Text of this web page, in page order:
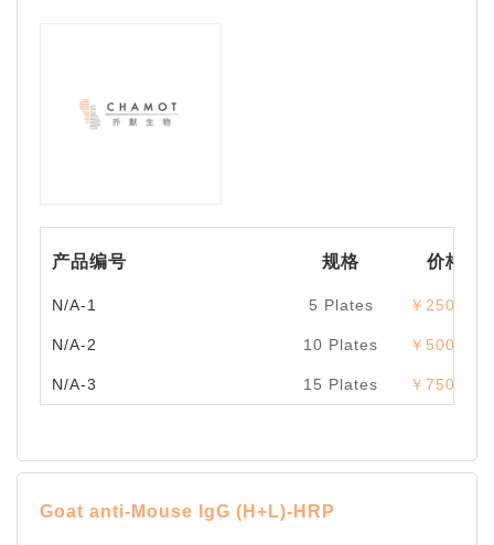
产品编号 规格 价格
N/A-1 5 Plates ￥250.00
N/A-2 10 Plates ￥500.00
N/A-3 15 Plates ￥750.00
Goat anti-Mouse IgG (H+L)-HRP